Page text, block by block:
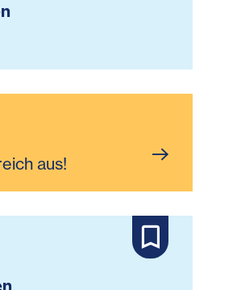
aus!